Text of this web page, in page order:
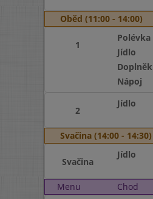
Oběd (11:00 - 14:00)
1
Polévka
Jídlo
Doplněk
Nápoj
2
Jídlo
Svačina (14:00 - 14:30)
Svačina
Jídlo
Menu Chod